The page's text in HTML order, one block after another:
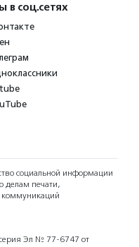
в соц.сетях
социальной информации
делам печати,
коммуникаций
серия Эл № 77-6747 от